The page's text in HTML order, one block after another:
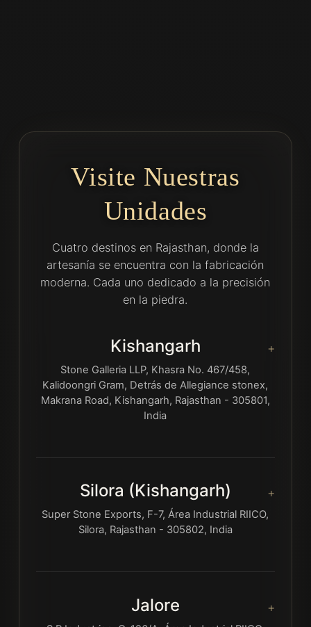
Visite Nuestras
Unidades
Cuatro destinos en Rajasthan, donde la
artesanía se encuentra con la fabricación
moderna. Cada uno dedicado a la precisión
en la piedra.
Kishangarh
Stone Galleria LLP, Khasra No. 467/458,
Kalidoongri Gram, Detrás de Allegiance stonex,
Makrana Road, Kishangarh, Rajasthan - 305801,
India
Silora (Kishangarh)
Super Stone Exports, F-7, Área Industrial RIICO,
Silora, Rajasthan - 305802, India
Jalore